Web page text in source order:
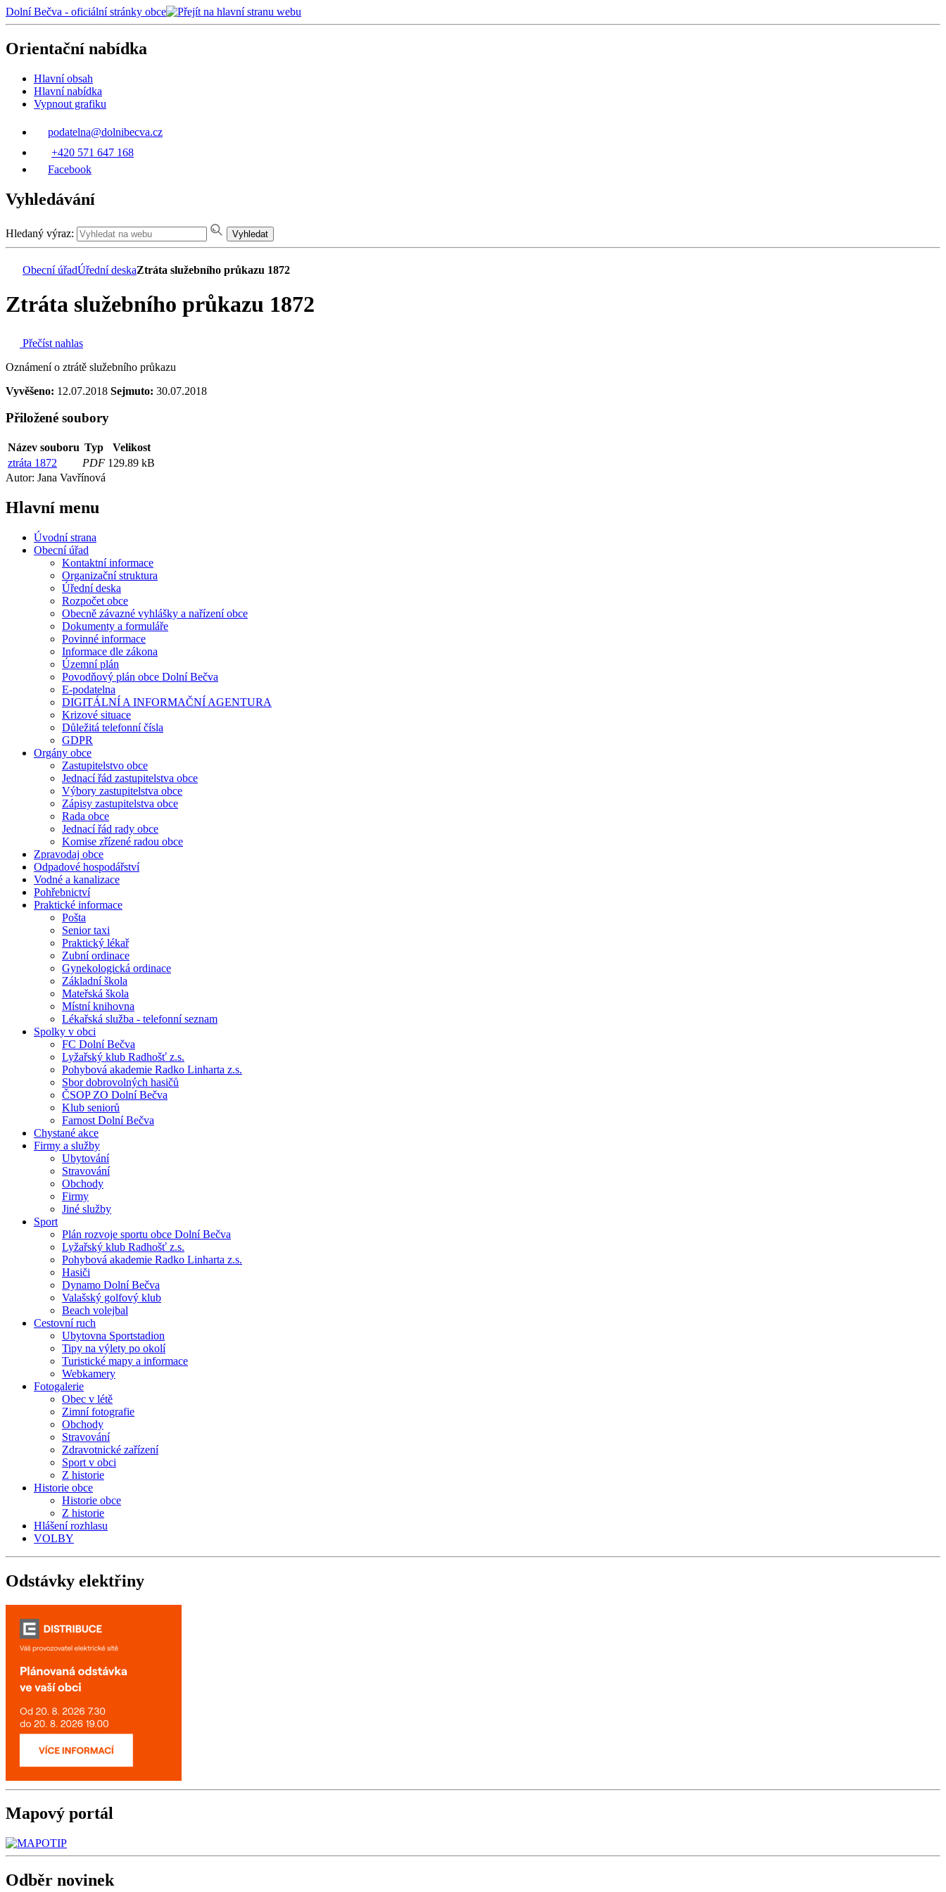
Dolní Bečva - oficiální stránky obce
Orientační nabídka
Hlavní obsah
Hlavní nabídka
Vypnout grafiku
podatelna@dolnibecva.cz
+420 571 647 168
Facebook
Vyhledávání
Hledaný výraz: Vyhledat
Obecní úřadÚřední deskaZtráta služebního průkazu 1872
Ztráta služebního průkazu 1872
Přečíst nahlas
Oznámení o ztrátě služebního průkazu
Vyvěšeno: 12.07.2018 Sejmuto: 30.07.2018
Přiložené soubory
Název souboru Typ
Velikost
ztráta 1872
PDF 129.89 kB
Autor: Jana Vavřínová
Hlavní menu
Úvodní strana
Obecní úřad
Kontaktní informace
Organizační struktura
Úřední deska
Rozpočet obce
Obecně závazné vyhlášky a nařízení obce
Dokumenty a formuláře
Povinné informace
Informace dle zákona
Územní plán
Povodňový plán obce Dolní Bečva
E-podatelna
DIGITÁLNÍ A INFORMAČNÍ AGENTURA
Krizové situace
Důležitá telefonní čísla
GDPR
Orgány obce
Zastupitelstvo obce
Jednací řád zastupitelstva obce
Výbory zastupitelstva obce
Zápisy zastupitelstva obce
Rada obce
Jednací řád rady obce
Komise zřízené radou obce
Zpravodaj obce
Odpadové hospodářství
Vodné a kanalizace
Pohřebnictví
Praktické informace
Pošta
Senior taxi
Praktický lékař
Zubní ordinace
Gynekologická ordinace
Základní škola
Mateřská škola
Místní knihovna
Lékařská služba - telefonní seznam
Spolky v obci
FC Dolní Bečva
Lyžařský klub Radhošť z.s.
Pohybová akademie Radko Linharta z.s.
Sbor dobrovolných hasičů
ČSOP ZO Dolní Bečva
Klub seniorů
Farnost Dolní Bečva
Chystané akce
Firmy a služby
Ubytování
Stravování
Obchody
Firmy
Jiné služby
Sport
Plán rozvoje sportu obce Dolní Bečva
Lyžařský klub Radhošť z.s.
Pohybová akademie Radko Linharta z.s.
Hasiči
Dynamo Dolní Bečva
Valašský golfový klub
Beach volejbal
Cestovní ruch
Ubytovna Sportstadion
Tipy na výlety po okolí
Turistické mapy a informace
Webkamery
Fotogalerie
Obec v létě
Zimní fotografie
Obchody
Stravování
Zdravotnické zařízení
Sport v obci
Z historie
Historie obce
Historie obce
Z historie
Hlášení rozhlasu
VOLBY
Odstávky elektřiny
Mapový portál
Odběr novinek